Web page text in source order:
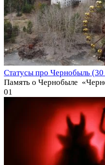
Статусы про Чернобыль (30
Память о Чернобыле
01